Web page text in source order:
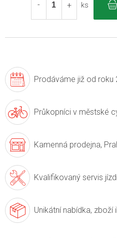
ks
Prodáváme již od roku
Průkopníci v městské
Kamenná prodejna,
Kvalifikovaný servis
Unikátní nabídka, zboží